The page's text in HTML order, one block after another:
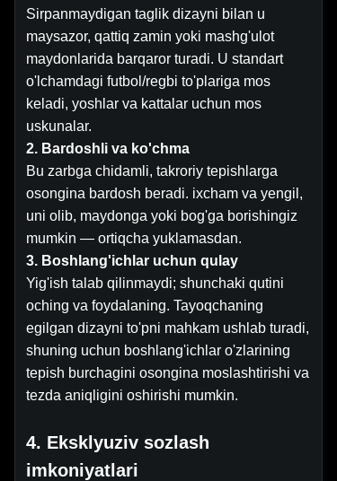
Sirpanmaydigan taglik dizayni bilan u
maysazor, qattiq zamin yoki mashg'ulot
maydonlarida barqaror turadi. U standart
o'lchamdagi futbol/regbi to'plariga mos
keladi, yoshlar va kattalar uchun mos
uskunalar.
2. Bardoshli va ko'chma
Bu zarbga chidamli, takroriy tepishlarga
osongina bardosh beradi. ixcham va yengil,
uni olib, maydonga yoki bog'ga borishingiz
mumkin — ortiqcha yuklamasdan.
3. Boshlang'ichlar uchun qulay
Yig'ish talab qilinmaydi; shunchaki qutini
oching va foydalaning. Tayoqchaning
egilgan dizayni to'pni mahkam ushlab turadi,
shuning uchun boshlang'ichlar o'zlarining
tepish burchagini osongina moslashtirishi va
tezda aniqligini oshirishi mumkin.
4. Eksklyuziv sozlash
imkoniyatlari